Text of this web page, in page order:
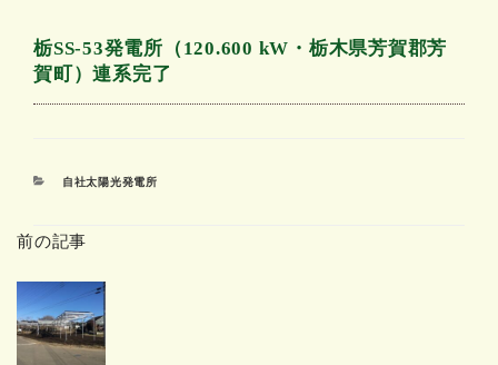
栃SS-53発電所（120.600 kW・栃木県芳賀郡芳
賀町）連系完了
カ
リ
自社太陽光発電所
前の記事